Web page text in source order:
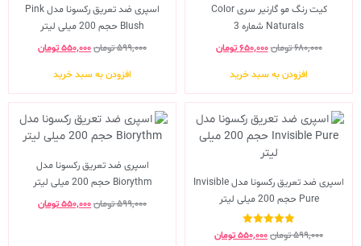
کیت رنگ مو گارنیر سری Color
Naturals شماره 3
۶۸۰,۰۰۰تومان۶۵۰,۰۰۰ تومان
افزودن به سبد خرید
اسپری ضد تعریق رکسونا مدل Pink
Blush حجم 200 میلی لیتر
۵۹۹,۰۰۰تومان۵۵۰,۰۰۰تومان
افزودن به سبد خرید
اسپری ضد تعریق رکسونا مدل Invisible
Pure حجم 200 میلی لیتر
نمره
5.00
۵۹۹,۰۰۰تومان۵۵۰,۰۰۰تومان
اسپری ضد تعریق رکسونا مدل
Biorythm حجم 200 میلی لیتر
۵۹۹,۰۰۰تومان۵۵۰,۰۰۰تومان